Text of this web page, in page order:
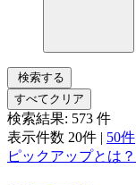
検索する
すべてクリア
検索結果: 573 件
表示件数 20件 | 50件
ピックアップとは？